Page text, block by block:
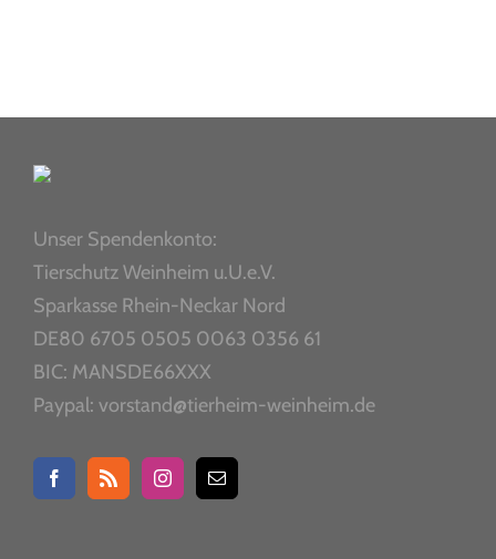
Unser Spendenkonto:
Tierschutz Weinheim u.U.e.V.
Sparkasse Rhein-Neckar Nord
DE80 6705 0505 0063 0356 61
BIC: MANSDE66XXX
Paypal: vorstand@tierheim-weinheim.de